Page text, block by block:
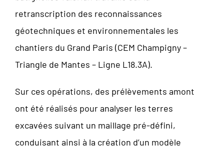
retranscription des reconnaissances
géotechniques et environnementales les
chantiers du Grand Paris (CEM Champigny –
Triangle de Mantes – Ligne L18.3A).
Sur ces opérations, des prélèvements amont
ont été réalisés pour analyser les terres
excavées suivant un maillage pré-défini,
conduisant ainsi à la création d’un modèle